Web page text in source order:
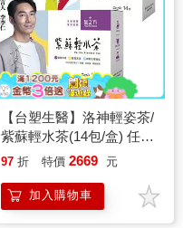
【台塑生醫】洛神輕姿茶/
紫蘇輕水茶(14包/盒) 任選
x5盒
97 折 特價 2669 元
加入購物車